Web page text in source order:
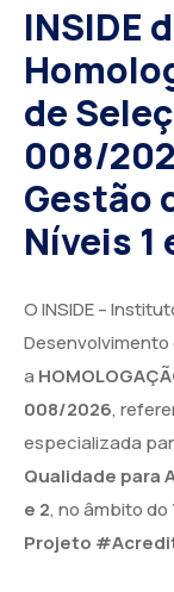
INSIDE
de
008/
Gestão
Níveis 1
O INSIDE –
a
008/2026,
especializada
Qualidade para
e 2, no âmbito do
Projeto